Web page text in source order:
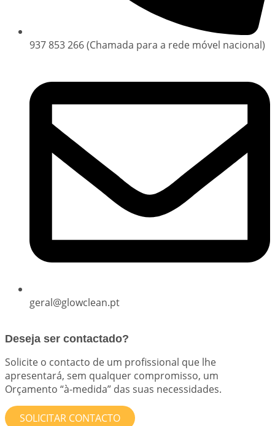
937 853 266 (Chamada para a rede móvel nacional)
geral@glowclean.pt
Deseja ser contactado?
Solicite o contacto de um profissional que lhe
apresentará, sem qualquer compromisso, um
Orçamento “à-medida” das suas necessidades.
SOLICITAR CONTACTO